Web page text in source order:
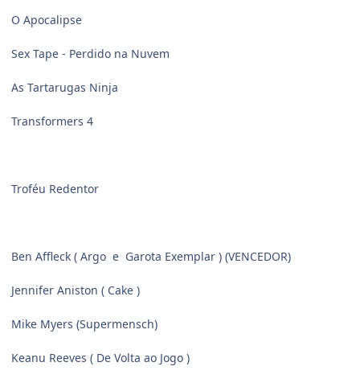
O Apocalipse
Sex Tape - Perdido na Nuvem
As Tartarugas Ninja
Transformers 4
Troféu Redentor
Ben Affleck ( Argo e Garota Exemplar ) (VENCEDOR)
Jennifer Aniston ( Cake )
Mike Myers (Supermensch)
Keanu Reeves ( De Volta ao Jogo )